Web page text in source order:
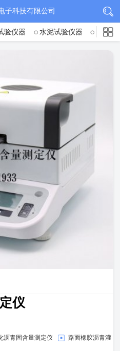
子科技有限公司
验仪器 水泥试验仪器 混凝
仪
沥青固含量测定仪 路面橡胶沥青灌